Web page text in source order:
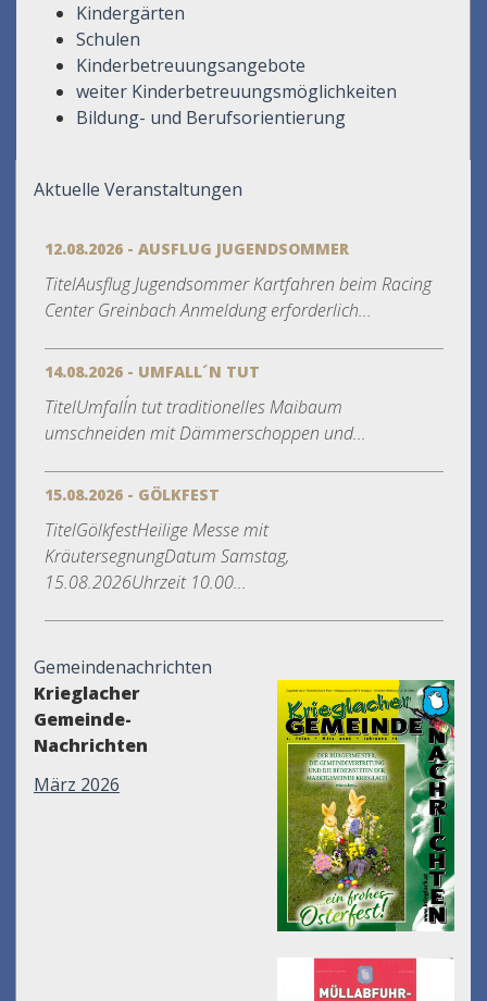
Kindergärten
Schulen
Kinderbetreuungsangebote
weiter Kinderbetreuungsmöglichkeiten
Bildung- und Berufsorientierung
Aktuelle Veranstaltungen
12.08.2026 - AUSFLUG JUGENDSOMMER
TitelAusflug Jugendsommer Kartfahren beim Racing
Center Greinbach Anmeldung erforderlich...
14.08.2026 - UMFALL´N TUT
TitelUmfall´n tut traditionelles Maibaum
umschneiden mit Dämmerschoppen und...
15.08.2026 - GÖLKFEST
TitelGölkfestHeilige Messe mit
KräutersegnungDatum Samstag,
15.08.2026Uhrzeit 10.00...
Gemeindenachrichten
Krieglacher
Gemeinde-
Nachrichten
März 2026